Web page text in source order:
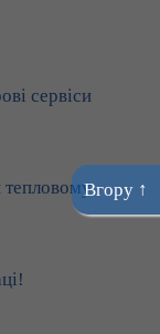
сервіси
тепловомуВгору ↑